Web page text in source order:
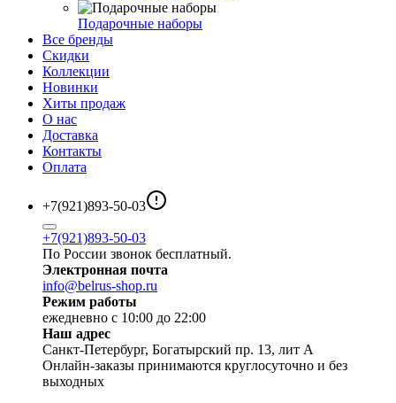
Подарочные наборы
Все бренды
Скидки
Коллекции
Новинки
Хиты продаж
О нас
Доставка
Контакты
Оплата
+7(921)893-50-03
+7(921)893-50-03
По России звонок бесплатный.
Электронная почта
info@belrus-shop.ru
Режим работы
ежедневно с 10:00 до 22:00
Наш адрес
Санкт-Петербург, Богатырский пр. 13, лит А
Онлайн-заказы принимаются круглосуточно и без
выходных